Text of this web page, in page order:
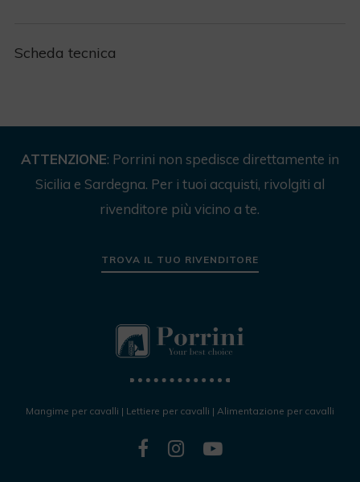
Scheda tecnica
ATTENZIONE: Porrini non spedisce direttamente in
Sicilia e Sardegna. Per i tuoi acquisti, rivolgiti al
rivenditore più vicino a te.
TROVA IL TUO RIVENDITORE
Mangime per cavalli | Lettiere per cavalli | Alimentazione per cavalli